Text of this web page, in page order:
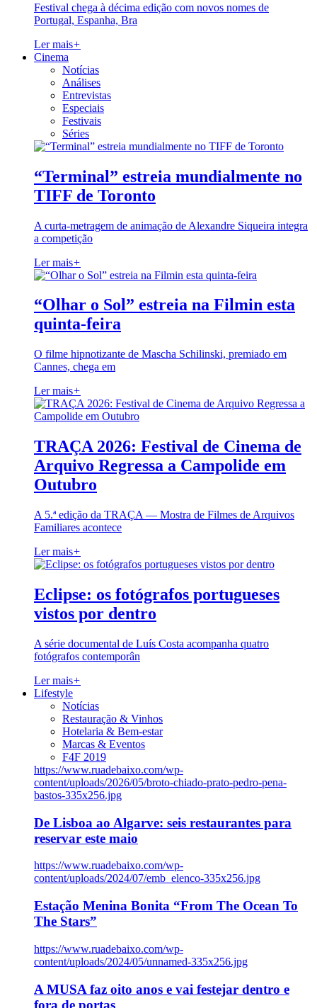
Festival chega à décima edição com novos nomes de
Portugal, Espanha, Bra
Ler mais+
Cinema
Notícias
Análises
Entrevistas
Especiais
Festivais
Séries
“Terminal” estreia mundialmente no
TIFF de Toronto
A curta-metragem de animação de Alexandre Siqueira integra
a competição
Ler mais+
“Olhar o Sol” estreia na Filmin esta
quinta-feira
O filme hipnotizante de Mascha Schilinski, premiado em
Cannes, chega em
Ler mais+
TRAÇA 2026: Festival de Cinema de
Arquivo Regressa a Campolide em
Outubro
A 5.ª edição da TRAÇA — Mostra de Filmes de Arquivos
Familiares acontece
Ler mais+
Eclipse: os fotógrafos portugueses
vistos por dentro
A série documental de Luís Costa acompanha quatro
fotógrafos contemporân
Ler mais+
Lifestyle
Notícias
Restauração & Vinhos
Hotelaria & Bem-estar
Marcas & Eventos
F4F 2019
https://www.ruadebaixo.com/wp-
content/uploads/2026/05/broto-chiado-prato-pedro-pena-
bastos-335x256.jpg
De Lisboa ao Algarve: seis restaurantes para
reservar este maio
https://www.ruadebaixo.com/wp-
content/uploads/2024/07/emb_elenco-335x256.jpg
Estação Menina Bonita “From The Ocean To
The Stars”
https://www.ruadebaixo.com/wp-
content/uploads/2024/05/unnamed-335x256.jpg
A MUSA faz oito anos e vai festejar dentro e
fora de portas